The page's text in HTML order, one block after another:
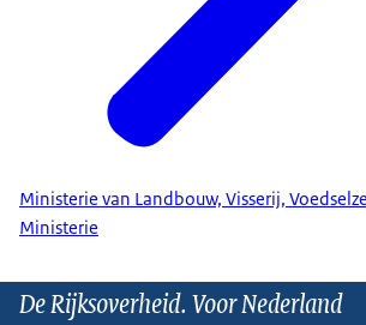
Ministerie van Landbouw, Visserij,
Ministerie
De Rijksoverheid. Voor Nederland